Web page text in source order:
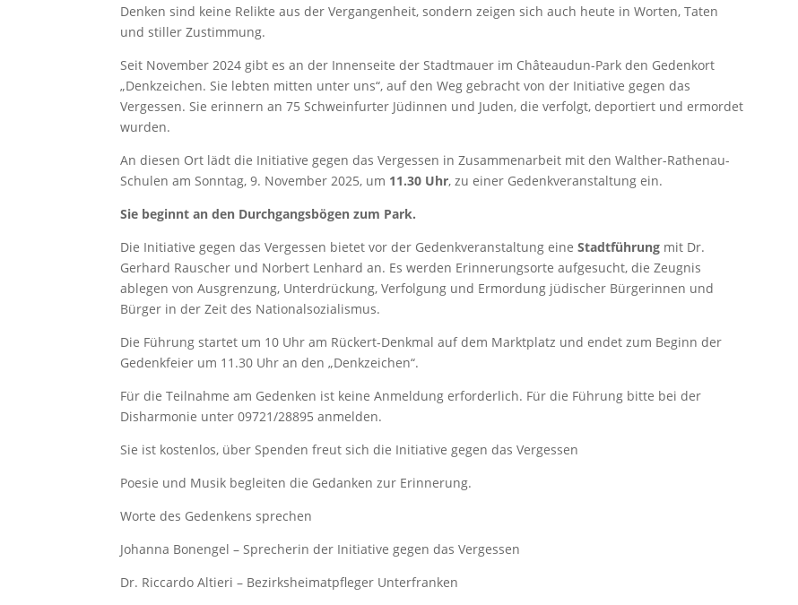
Denken sind keine Relikte aus der Vergangenheit, sondern zeigen sich auch heute in Worten, Taten
und stiller Zustimmung.
Seit November 2024 gibt es an der Innenseite der Stadtmauer im Châteaudun-Park den Gedenkort
„Denkzeichen. Sie lebten mitten unter uns“, auf den Weg gebracht von der Initiative gegen das
Vergessen. Sie erinnern an 75 Schweinfurter Jüdinnen und Juden, die verfolgt, deportiert und ermordet
wurden.
An diesen Ort lädt die Initiative gegen das Vergessen in Zusammenarbeit mit den Walther-Rathenau-
Schulen am Sonntag, 9. November 2025, um 11.30 Uhr, zu einer Gedenkveranstaltung ein.
Sie beginnt an den Durchgangsbögen zum Park.
Die Initiative gegen das Vergessen bietet vor der Gedenkveranstaltung eineStadtführung mit Dr.
Gerhard Rauscher und Norbert Lenhard an. Es werden Erinnerungsorte aufgesucht, die Zeugnis
ablegen von Ausgrenzung, Unterdrückung, Verfolgung und Ermordung jüdischer Bürgerinnen und
Bürger in der Zeit des Nationalsozialismus.
Die Führung startet um 10 Uhr am Rückert-Denkmal auf dem Marktplatz und endet zum Beginn der
Gedenkfeier um 11.30 Uhr an den „Denkzeichen“.
Für die Teilnahme am Gedenken ist keine Anmeldung erforderlich. Für die Führung bitte bei der
Disharmonie unter 09721/28895 anmelden.
Sie ist kostenlos, über Spenden freut sich die Initiative gegen das Vergessen
Poesie und Musik begleiten die Gedanken zur Erinnerung.
Worte des Gedenkens sprechen
Johanna Bonengel – Sprecherin der Initiative gegen das Vergessen
Dr. Riccardo Altieri – Bezirksheimatpfleger Unterfranken